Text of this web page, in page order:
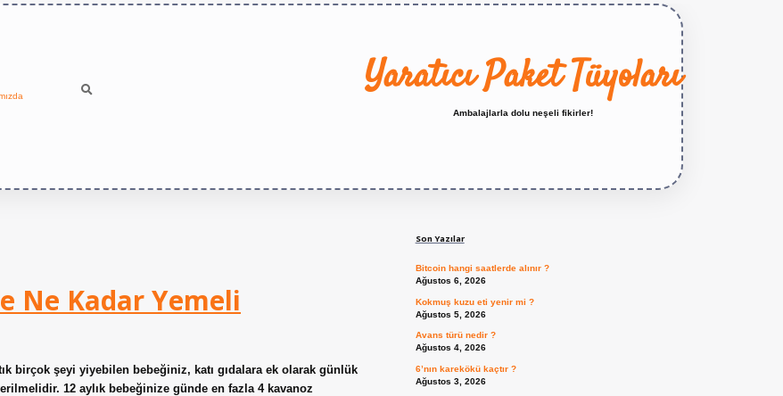
Yaratıcı Paket Tüyoları
Ambalajlarla dolu neşeli fikirler!
Ne Kadar Yemeli
birçok şeyi yiyebilen bebeğiniz, katı gıdalara ek olarak günlük
12 aylık bebeğinize günde en fazla 4 kavanoz
Son Yazılar
Bitcoin hangi saatlerde alınır ?
Ağustos 6, 2026
Kokmuş kuzu eti yenir mi ?
Ağustos 5, 2026
Avans türü nedir ?
Ağustos 4, 2026
6’nın karekökü kaçtır ?
Ağustos 3, 2026